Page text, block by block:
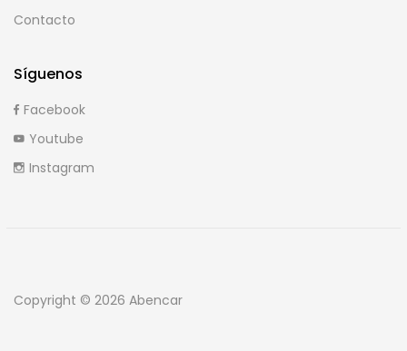
Contacto
Síguenos
Facebook
Youtube
Instagram
Copyright © 2026 Abencar